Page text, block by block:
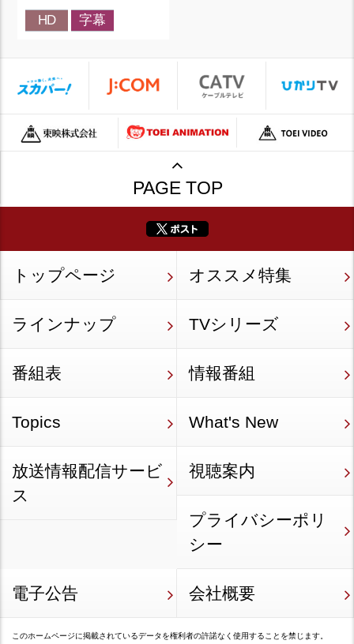
HD 字幕
PAGE TOP
トップページ オススメ特集
ラインナップ TVシリーズ
番組表 情報番組
Topics What's New
放送情報配信サービ
ス
視聴案内
プライバシーポリ
シー
電子公告 会社概要
このホームページに掲載されているデータを権利者の許諾なく使用することを禁じます。